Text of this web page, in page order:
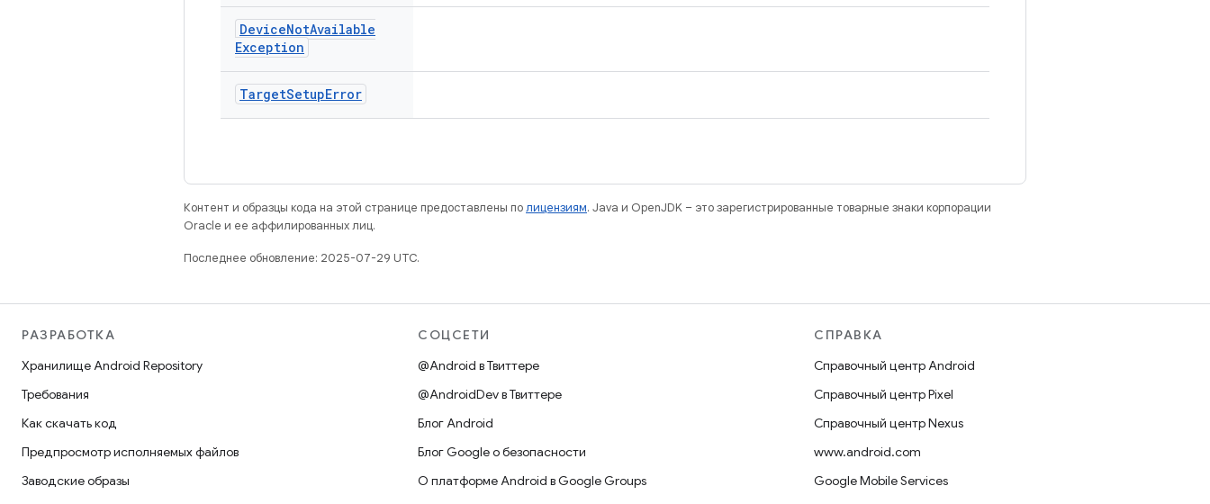
DeviceNotAvailable
Exception
TargetSetupError
Контент и образцы кода на этой странице предоставлены полицензиям. Java и OpenJDK – это зарегистрированные товарные знаки корпорации
Oracle и ее аффилированных лиц.
Последнее обновление: 2025-07-29 UTC.
РАЗРАБОТКА
Хранилище Android Repository
Требования
Как скачать код
Предпросмотр исполняемых файлов
Заводские образы
СОЦСЕТИ
@Android в Твиттере
@AndroidDev в Твиттере
Блог Android
Блог Google о безопасности
О платформе Android в Google Groups
СПРАВКА
Справочный центр Android
Справочный центр Pixel
Справочный центр Nexus
www.android.com
Google Mobile Services